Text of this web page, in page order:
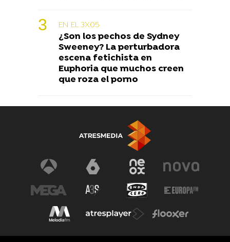
EN EL 3X05
¿Son los pechos de Sydney
Sweeney? La perturbadora
escena fetichista en
Euphoria que muchos creen
que roza el porno